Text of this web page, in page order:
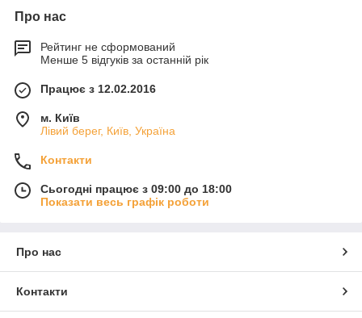
Про нас
Рейтинг не сформований
Менше 5 відгуків за останній рік
Працює з 12.02.2016
м. Київ
Лівий берег, Київ, Україна
Контакти
Сьогодні працює з 09:00 до 18:00
Показати весь графік роботи
Про нас
Контакти